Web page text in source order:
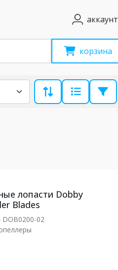
аккаунт
корзина
лопасти Dobby
Blades
DOB0200-02